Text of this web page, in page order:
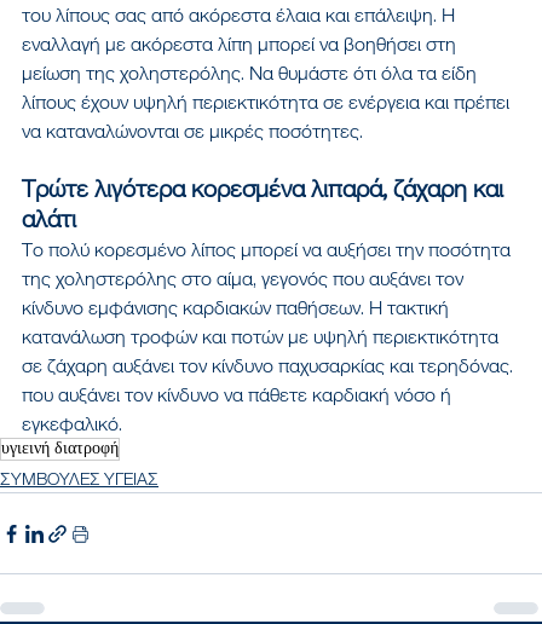
του λίπους σας από ακόρεστα έλαια και επάλειψη. Η
εναλλαγή με ακόρεστα λίπη μπορεί να βοηθήσει στη
μείωση της χοληστερόλης. Να θυμάστε ότι όλα τα είδη
λίπους έχουν υψηλή περιεκτικότητα σε ενέργεια και πρέπει
να καταναλώνονται σε μικρές ποσότητες.
Τρώτε λιγότερα κορεσμένα λιπαρά, ζάχαρη και
αλάτι
Το πολύ κορεσμένο λίπος μπορεί να αυξήσει την ποσότητα
της χοληστερόλης στο αίμα, γεγονός που αυξάνει τον
κίνδυνο εμφάνισης καρδιακών παθήσεων. Η τακτική
κατανάλωση τροφών και ποτών με υψηλή περιεκτικότητα
σε ζάχαρη αυξάνει τον κίνδυνο παχυσαρκίας και τερηδόνας.
που αυξάνει τον κίνδυνο να πάθετε καρδιακή νόσο ή
εγκεφαλικό.
υγιεινή διατροφή
ΣΥΜΒΟΥΛΕΣ ΥΓΕΙΑΣ